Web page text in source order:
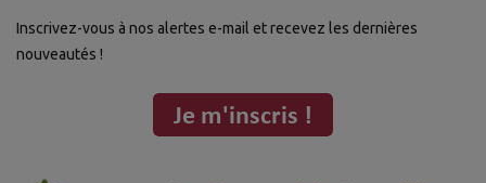
Inscrivez-vous à nos alertes e-mail et recevez les dernières
nouveautés !